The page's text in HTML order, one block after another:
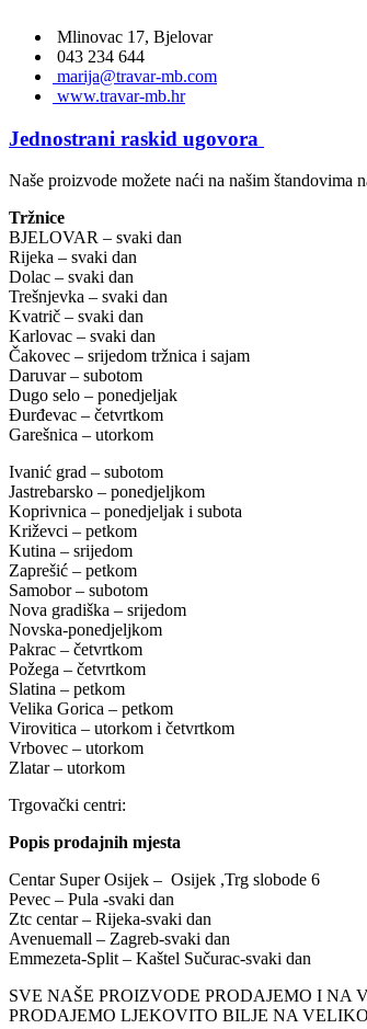
Mlinovac 17, Bjelovar
043 234 644
marija@travar-mb.com
www.travar-mb.hr
Jednostrani raskid ugovora
Naše proizvode možete naći na našim štandovima
Tržnice
BJELOVAR – svaki dan
Rijeka – svaki dan
Dolac – svaki dan
Trešnjevka – svaki dan
Kvatrič – svaki dan
Karlovac – svaki dan
Čakovec – srijedom tržnica i sajam
Daruvar – subotom
Dugo selo – ponedjeljak
Đurđevac – četvrtkom
Garešnica – utorkom
Ivanić grad – subotom
Jastrebarsko – ponedjeljkom
Koprivnica – ponedjeljak i subota
Križevci – petkom
Kutina – srijedom
Zaprešić – petkom
Samobor – subotom
Nova gradiška – srijedom
Novska-ponedjeljkom
Pakrac – četvrtkom
Požega – četvrtkom
Slatina – petkom
Velika Gorica – petkom
Virovitica – utorkom i četvrtkom
Vrbovec – utorkom
Zlatar – utorkom
Trgovački centri:
Popis prodajnih mjesta
Centar Super Osijek – Osijek ,Trg slobode 6
Pevec – Pula -svaki dan
Ztc centar – Rijeka-svaki dan
Avenuemall – Zagreb-svaki dan
Emmezeta-Split – Kaštel Sučurac-svaki dan
SVE NAŠE PROIZVODE PRODAJEMO I
PRODAJEMO LJEKOVITO BILJE NA